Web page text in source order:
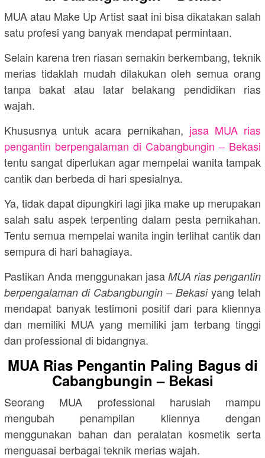
MUA atau Make Up Artist saat ini bisa dikatakan salah
satu profesi yang banyak mendapat permintaan.
Selain karena tren riasan semakin berkembang, teknik
merias tidaklah mudah dilakukan oleh semua orang
tanpa bakat atau latar belakang pendidikan rias
wajah.
Khususnya untuk acara pernikahan, jasa MUA rias
pengantin berpengalaman di Cabangbungin – Bekasi
tentu sangat diperlukan agar mempelai wanita tampak
cantik dan berbeda di hari spesialnya.
Ya, tidak dapat dipungkiri lagi jika make up merupakan
salah satu aspek terpenting dalam pesta pernikahan.
Tentu semua mempelai wanita ingin terlihat cantik dan
sempura di hari bahagiaya.
Pastikan Anda menggunakan jasa MUA rias pengantin
berpengalaman di Cabangbungin – Bekasiyang telah
mendapat banyak testimoni positif dari para kliennya
dan memiliki MUA yang memiliki jam terbang tinggi
dan professional di bidangnya.
MUA Rias Pengantin Paling Bagus di
Cabangbungin – Bekasi
Seorang MUA professional haruslah mampu
mengubah penampilan kliennya dengan
menggunakan bahan dan peralatan kosmetik serta
menguasai berbagai teknik merias wajah.